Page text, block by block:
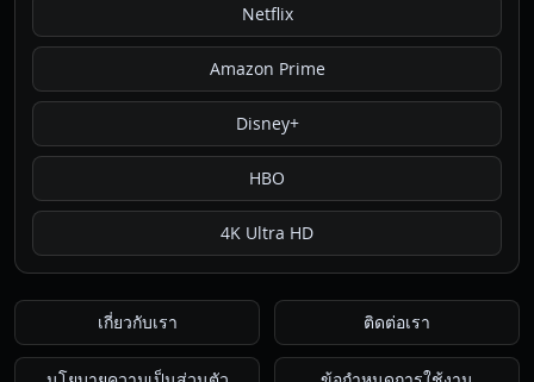
Netflix
Amazon Prime
Disney+
HBO
4K Ultra HD
เกี่ยวกับเรา ติดต่อเรา